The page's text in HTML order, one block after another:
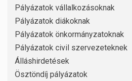
Pályázatok vállalkozásoknak
Pályázatok diákoknak
Pályázatok önkormányzatoknak
Pályázatok civil szervezeteknek
Álláshirdetések
Ösztöndíj pályázatok